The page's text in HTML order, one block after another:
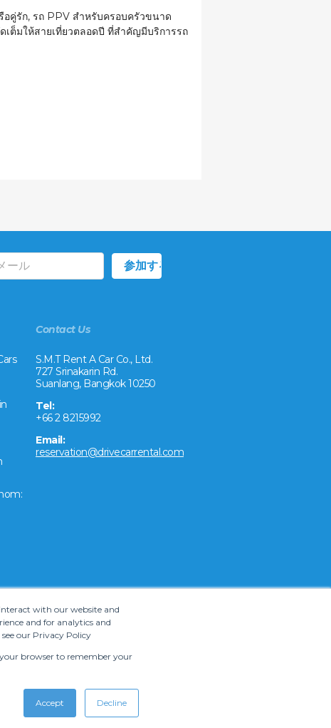
with our website and
and for analytics and
our Privacy Policy
browser to remember your
Accept Decline
อคู่รัก, รถ PPV สำหรับครอบครัวขนาด
เต็มให้สายเที่ยวตลอดปี ที่สำคัญมีบริการรถ
Contact Us
S.M.T Rent A Car Co., Ltd.
727 Srinakarin Rd.
Suanlang, Bangkok 10250
Tel:
+66 2 8215992
Email:
reservation@drivecarrental.com